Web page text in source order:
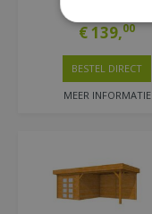
€139,00
MEER INFORMATIE
BESTEL DIRECT